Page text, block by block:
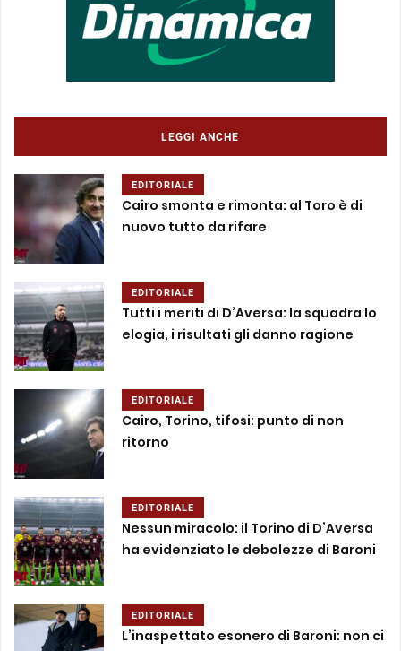
LEGGI ANCHE
EDITORIALE
Cairo smonta e rimonta: al Toro è di
nuovo tutto da rifare
EDITORIALE
Tutti i meriti di D’Aversa: la squadra lo
elogia, i risultati gli danno ragione
EDITORIALE
Cairo, Torino, tifosi: punto di non
ritorno
EDITORIALE
Nessun miracolo: il Torino di D’Aversa
ha evidenziato le debolezze di Baroni
EDITORIALE
L’inaspettato esonero di Baroni: non ci